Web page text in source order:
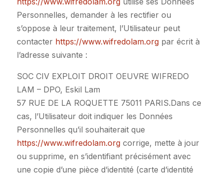
Personnelles, demander à les rectifier ou
s’oppose à leur traitement, l’Utilisateur peut
contacter https://www.wifredolam.orgpar écrit à
l’adresse suivante :
SOC CIV EXPLOIT DROIT OEUVRE WIFREDO
LAM – DPO, Eskil Lam
57 RUE DE LA ROQUETTE 75011 PARIS.Dans ce
cas, l’Utilisateur doit indiquer les Données
Personnelles qu’il souhaiterait que
https://www.wifredolam.orgcorrige, mette à jour
ou supprime, en s’identifiant précisément avec
une copie d’une pièce d’identité (carte d’identité